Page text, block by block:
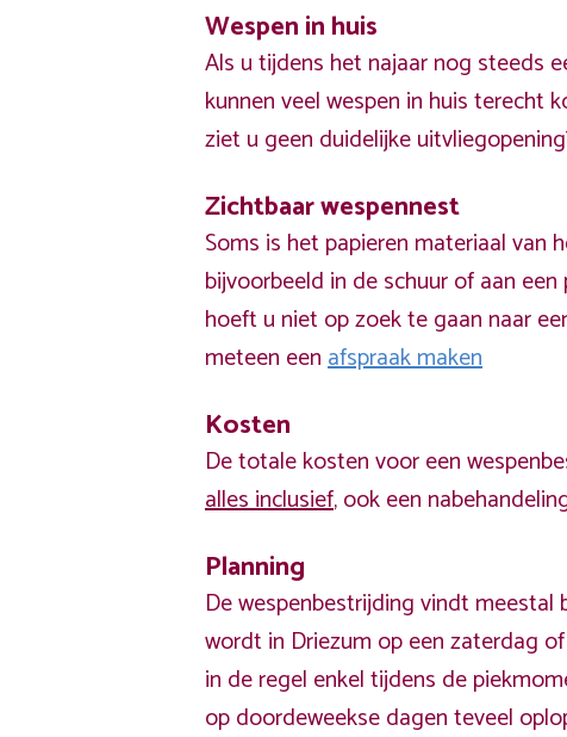
Wespen in huis
Als u tijdens het najaar nog steeds
kunnen veel wespen in huis terecht
ziet u geen duidelijke
Zichtbaar wespennest
Soms is het papieren materiaal van
bijvoorbeeld in de schuur of aan
hoeft u niet op zoek te gaan naar
meteen eenafspraak maken
Kosten
De totale kosten voor een
alles inclusief, ook een
Planning
De wespenbestrijding vindt meestal
wordt in Driezum op een zaterdag
in de regel enkel tijdens de
op doordeweekse dagen teveel